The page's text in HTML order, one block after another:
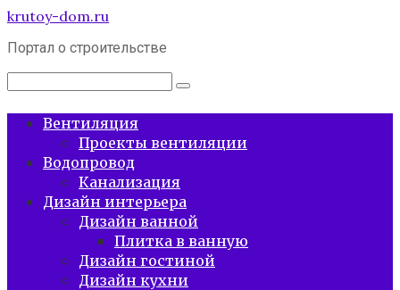
Перейти
контенту
krutoy-dom.ru
Портал о строительстве
Поиск:
Вентиляция
Проекты вентиляции
Водопровод
Канализация
Дизайн интерьера
Дизайн ванной
Плитка в ванную
Дизайн гостиной
Дизайн кухни